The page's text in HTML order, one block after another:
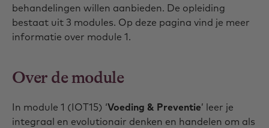
behandelingen willen aanbieden. De opleiding
bestaat uit 3 modules. Op deze pagina vind je meer
informatie over module 1.
Over de module
In module 1 (IOT15) ‘Voeding & Preventie’ leer je
integraal en evolutionair denken en handelen om als